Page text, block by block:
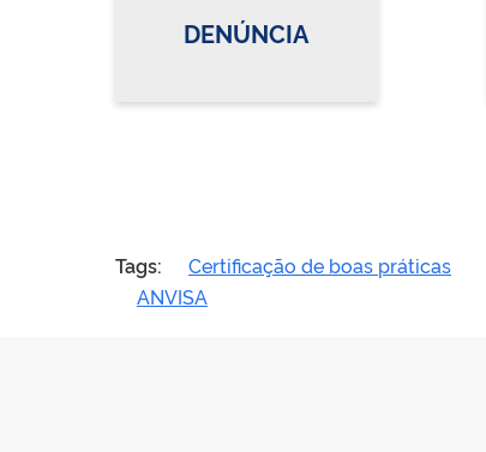
DENÚNCIA
Tags: Certificação de boas práticas
ANVISA